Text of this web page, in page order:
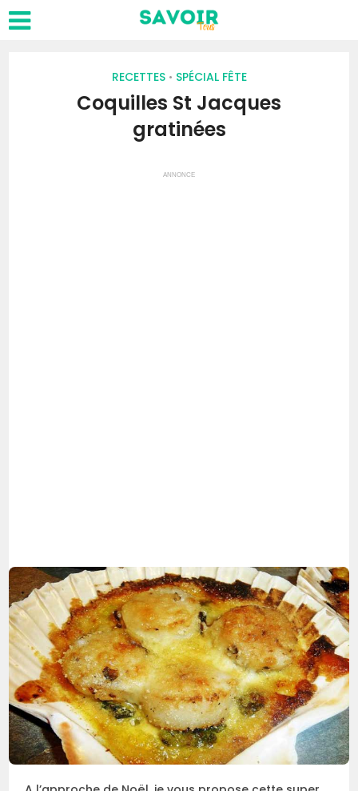
RECETTES • SPÉCIAL FÊTE
Coquilles St Jacques
gratinées
ANNONCE